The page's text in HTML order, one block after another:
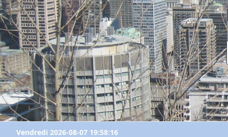
Vendredi 2026-08-07 19:58:16